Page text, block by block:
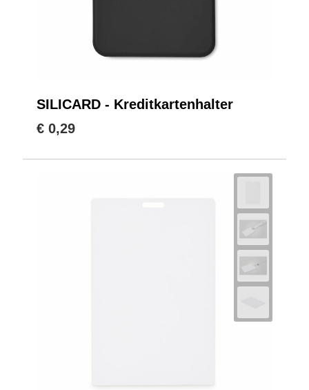
SILICARD - Kreditkartenhalter
€ 0,29